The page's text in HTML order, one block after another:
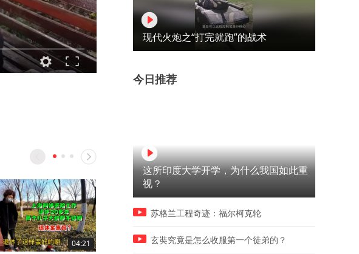
04:21 07:48
现代火炮之“打完就跑”的战术
今日推荐
这所印度大学开学，为什么我国如此重
视？
苏格兰工程奇迹：福尔柯克轮
玄奘究竟是怎么收服第一个徒弟的？